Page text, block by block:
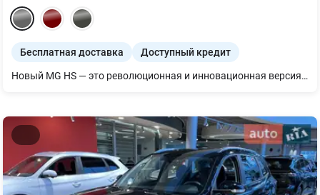
Бесплатная доставка Доступный кредит
Новый MG HS — это революционная и инновационная версия большого внедорожника MG, которая предлагает широкий спектр современных функций, впечатляющее внутреннее пространство и современный дизайн. Новый MG HS обеспечивает непревзойденную функциональность и качество. Также на него действует гарантия 5 лет / 150 тыс. км. MG HS — инновационная версия большого внедорожника MG, с двигателем 1.5Турбо на 167к.с. и 7-ступенчатой автоматической коробкой передач, которая предлагает широкий спектр современных функций, впечатляющее внутреннее пространство и современный стиль.